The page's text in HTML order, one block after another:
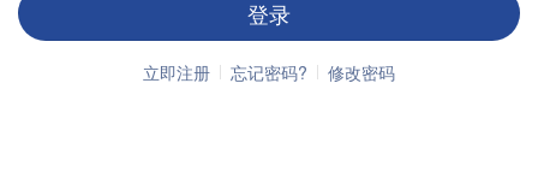
登录
立即注册 忘记密码? 修改密码